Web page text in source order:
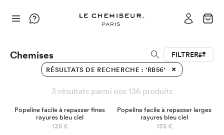
Chemises FILTRER
RÉSULTATS DE RECHERCHE : 'RB56'
3 résultats parmi nos 136 produits
Popeline facile à repasser fines
rayures bleu ciel
135 €
Popeline facile à repasser larges
rayures bleu ciel
135 €